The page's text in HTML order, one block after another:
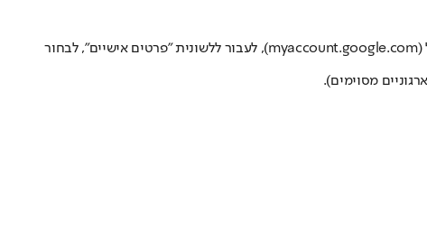
(
myaccount.google.com), לעבור ללשונית "פרטים אישיים", לבחור
מסוימים).